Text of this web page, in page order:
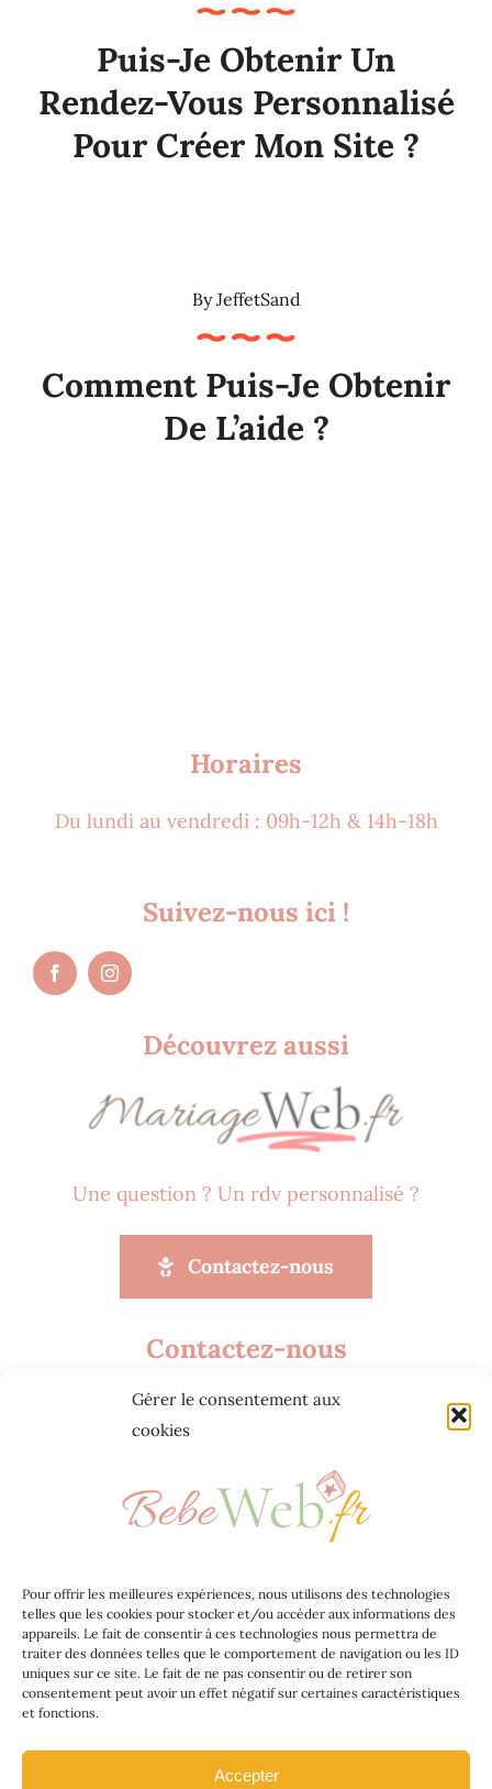
Gérer le consentement aux
cookies
Pour offrir les meilleures expériences, nous utilisons des technologies
telles que les cookies pour stocker et/ou accéder aux informations des
appareils. Le fait de consentir à ces technologies nous permettra de
traiter des données telles que le comportement de navigation ou les ID
uniques sur ce site. Le fait de ne pas consentir ou de retirer son
consentement peut avoir un effet négatif sur certaines caractéristiques
et fonctions.
Accepter
Puis-Je Obtenir Un
Rendez-Vous Personnalisé
Pour Créer Mon Site ?
ByJeffetSand
Comment Puis-Je Obtenir
De L’aide ?
Horaires
Du lundi au vendredi : 09h-12h & 14h-18h
Suivez-nous ici !
Découvrez aussi
Une question ? Un rdv personnalisé ?
Contactez-nous
Contactez-nous
Agence web Jeff Concept
268 Rue Audéoud 83000 Toulon
contact@bebeweb.fr
Jeff Concept
Mentions légales
Politique de confidentialité